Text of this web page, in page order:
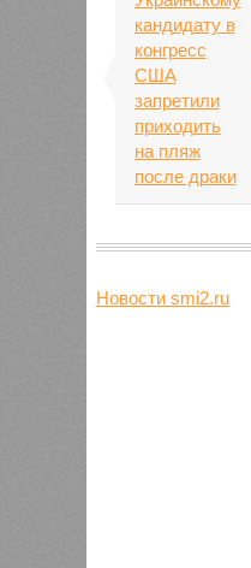
Новости smi2.ru